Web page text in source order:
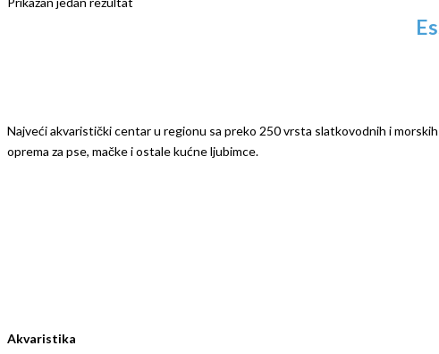
Najveći akvaristički centar u regionu sa preko 250 vrsta slatkovodnih i
oprema za pse, mačke i ostale kućne ljubimce.
Akvaristika